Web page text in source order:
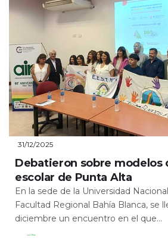
31/12/2025
Debatieron sobre modelos
escolar de Punta Alta
En la sede de la Universidad
Facultad Regional Bahía Blanca, se
diciembre un encuentro en el que...
Leer Más